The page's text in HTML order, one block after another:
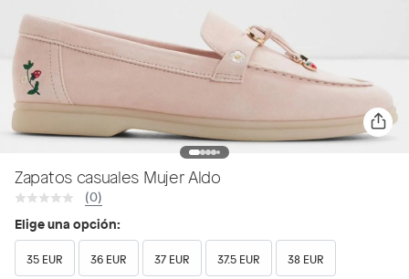
Zapatos casuales Mujer Aldo
(0)
Elige una opción:
35 EUR 36 EUR 37 EUR 37.5 EUR 38 EUR